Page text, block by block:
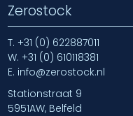
Zerostock
T. +31 (0) 622887011
W. +31 (0) 610118381
E. info@zerostock.nl
Stationstraat 9
5951AW, Belfeld